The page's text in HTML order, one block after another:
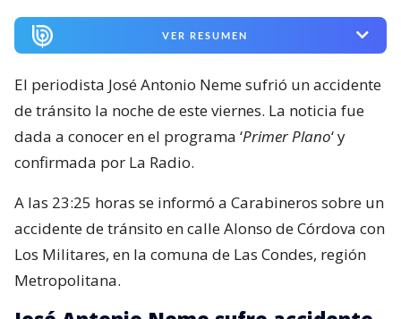
VER RESUMEN
El periodista José Antonio Neme sufrió un accidente
de tránsito la noche de este viernes. La noticia fue
dada a conocer en el programa ‘Primer Plano‘ y
confirmada por La Radio.
A las 23:25 horas se informó a Carabineros sobre un
accidente de tránsito en calle Alonso de Córdova con
Los Militares, en la comuna de Las Condes, región
Metropolitana.